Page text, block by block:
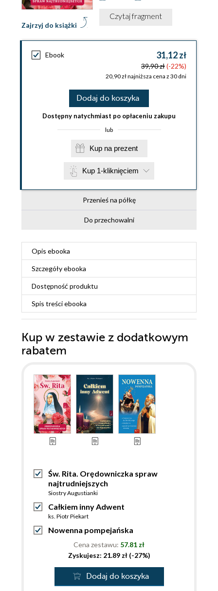
Zajrzyj do książki
Czytaj fragment
Ebook 31,12 zł
39,90 zł(-22%)
20,90 zł najniższa cena z 30 dni
Dodaj do koszyka
Dostępny natychmiast po opłaceniu zakupu
lub
Kup na prezent
Kup 1-kliknięciem
Przenieś na półkę
Do przechowalni
Opis ebooka
Szczegółyebooka
Dostępność produktu
Spis treściebooka
Kup w zestawie z dodatkowym
rabatem
Św. Rita. Orędowniczka spraw
najtrudniejszych
Siostry Augustianki
Całkiem inny Adwent
ks. Piotr Piekart
Nowenna pompejańska
Cena zestawu: 57.81 zł
Zyskujesz: 21.89 zł (-27%)
Dodaj do koszyka